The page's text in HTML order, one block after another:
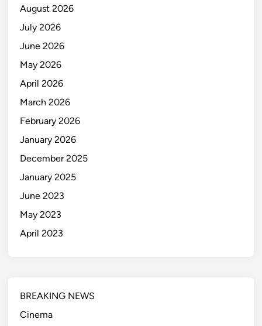
August 2026
July 2026
June 2026
May 2026
April 2026
March 2026
February 2026
January 2026
December 2025
January 2025
June 2023
May 2023
April 2023
BREAKING NEWS
Cinema